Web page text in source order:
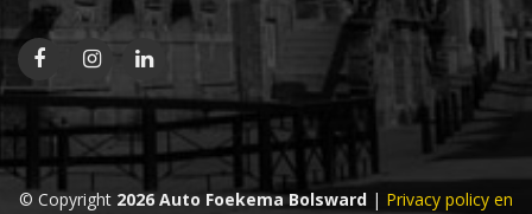
© Copyright 2026 Auto Foekema Bolsward | Privacy policy en